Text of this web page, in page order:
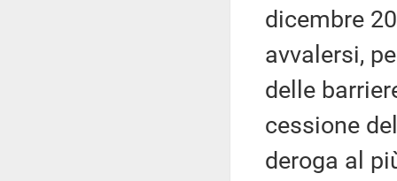
dicembre
avvalersi,
delle
cessione
deroga al